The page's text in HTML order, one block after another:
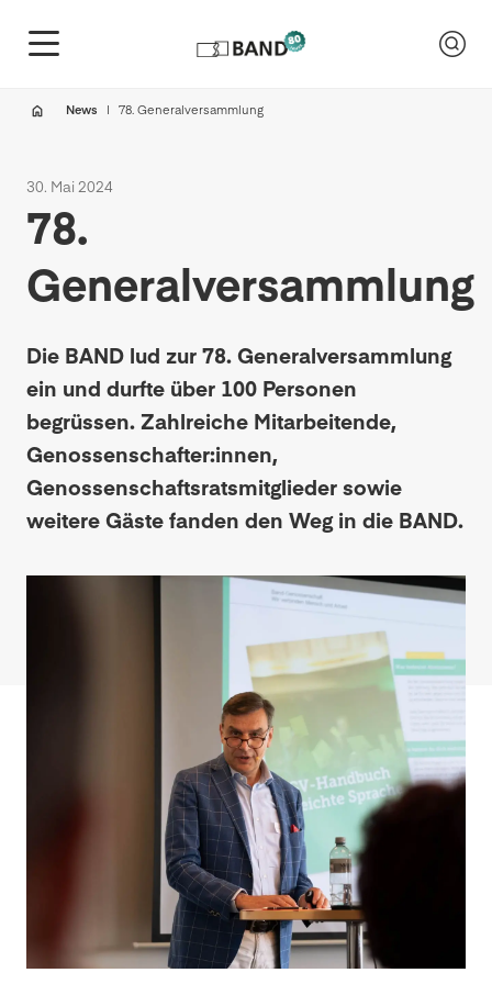
News 78. Generalversammlung
30. Mai 2024
78.
Generalversammlung
Die BAND lud zur 78. Generalversammlung
ein und durfte über 100 Personen
begrüssen. Zahlreiche Mitarbeitende,
Genossenschafter:innen,
Genossenschaftsratsmitglieder sowie
weitere Gäste fanden den Weg in die BAND.